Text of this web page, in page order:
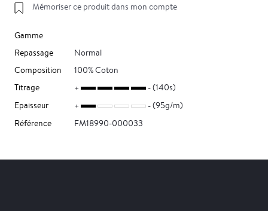
Mémoriser ce produit dans mon compte
Gamme
Repassage
Normal
Composition
100% Coton
Titrage
(140s)
Epaisseur
(95g/m)
Référence
FM18990-000033